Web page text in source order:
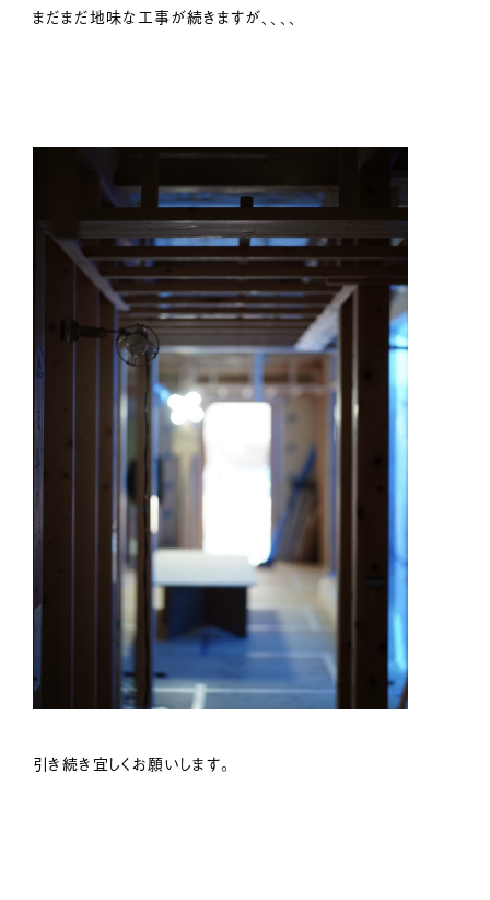
まだまだ地味な工事が続きますが、、、、
引き続き宜しくお願いします。